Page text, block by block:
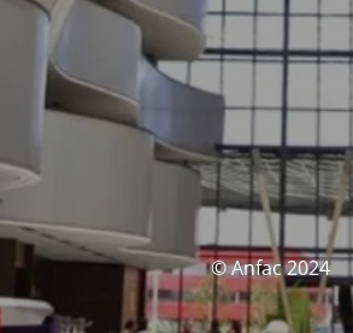
© Anfac 2024